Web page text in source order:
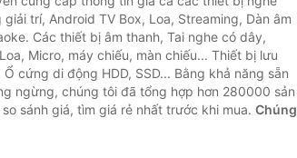
trí, Android TV Box, Loa, Streaming, Dàn âm
Các thiết bị âm thanh, Tai nghe có dây,
Micro, máy chiếu, màn chiếu... Thiết bị lưu
cứng di động HDD, SSD... Bằng khả năng sẵn
ngừng, chúng tôi đã tổng hợp hơn 280000 sản
sánh giá, tìm giá rẻ nhất trước khi mua. Chúng